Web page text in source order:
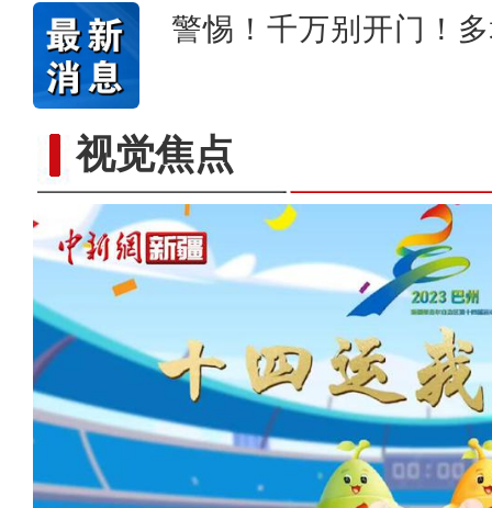
警惕！千万别开门！
视觉焦点新疆维吾尔自治区第十四